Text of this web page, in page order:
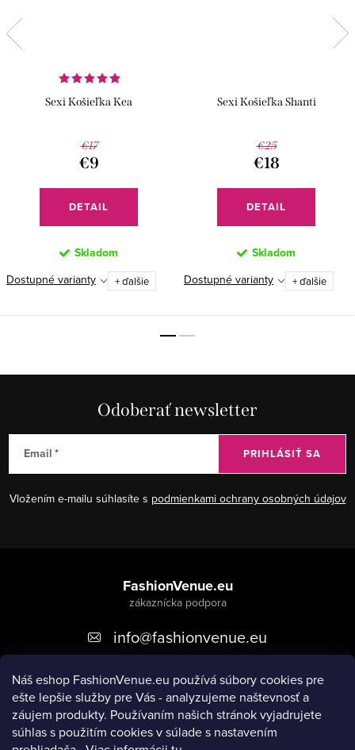
Náš eshop FashionVenue.eu používá súbory cookies pre
ešte lepšie služby pre Vás - analyzujeme naštevnosť a
záujem produkty. Používaním našich stránok vyjadrujete
súhlas s použitím cookies v súlade s nastavením
Sexi Košieľka Kea
€17
€9
DETAIL
Skladom
Dostupné varianty + ďalšie
Sexi Košieľka Shanti
€25
€18
DETAIL
Skladom
Dostupné varianty + ďalšie
Odoberať newsletter
Email
Vložením e-mailu súhlasíte s podmienkami ochrany osobných údajov
PRIHLÁSIŤ SA
t
FashionVenue.eu
info@fashionvenue.eu